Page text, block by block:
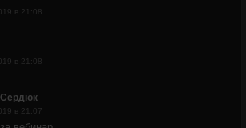
в 21:08
в 21:08
в 21:07